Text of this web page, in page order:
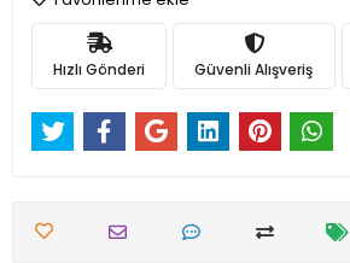
Hızlı Gönderi Güvenli Alışveriş